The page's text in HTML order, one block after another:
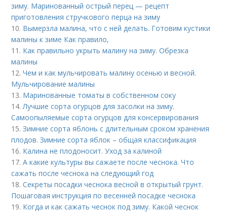
зиму. Маринованный острый перец — рецепт
приготовления стручкового перца на зиму
10. Вымерзла малина, что с ней делать. Готовим кустики
малины к зиме Как правило,
11. Как правильно укрыть малину на зиму. Обрезка
малины
12.Чем и как мульчировать малину осенью и весной.
Мульчирование малины
13. Маринованные томаты в собственном соку
14.Лучшие сорта огурцов для засолки на зиму.
Самоопыляемые сорта огурцов для консервирования
15.Зимние сорта яблонь с длительным сроком хранения
плодов. Зимние сорта яблок – общая классификация
16. Калина не плодоносит. Уход за калиной
17.А какие культуры вы сажаете после чеснока. Что
сажать после чеснока на следующий год
18.Секреты посадки чеснока весной в открытый грунт.
Пошаговая инструкция по весенней посадке чеснока
19. Когда и как сажать чеснок под зиму. Какой чеснок